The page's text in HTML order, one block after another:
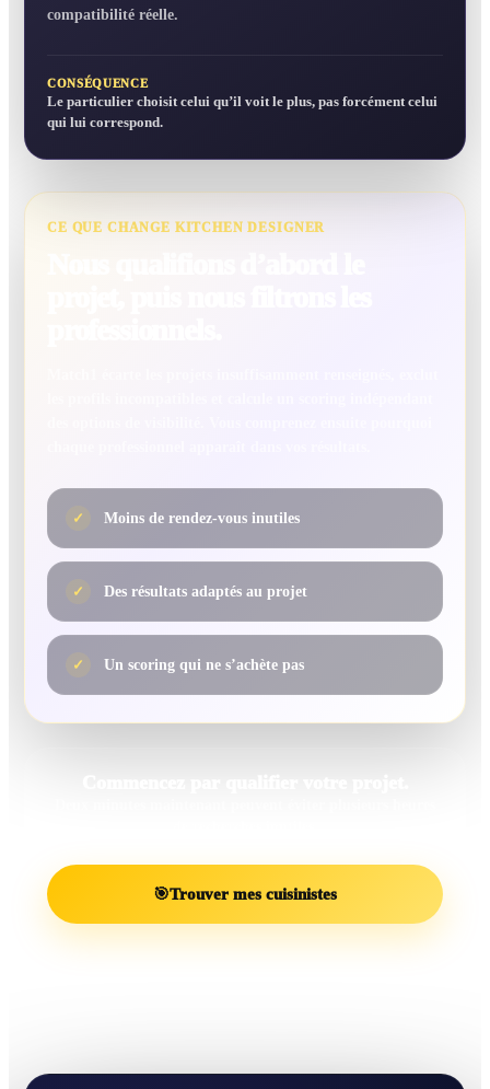
compatibilité réelle.
CONSÉQUENCE
Le particulier choisit celui qu’il voit le plus, pas forcément celui
qui lui correspond.
CE QUE CHANGE KITCHEN DESIGNER
✓ Moins de rendez-vous inutiles
✓ Des résultats adaptés au projet
✓ Un scoring qui ne s’achète pas
🎯Trouver mes cuisinistes